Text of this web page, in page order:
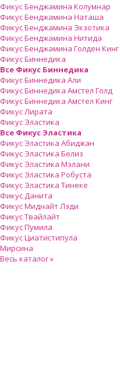
Фикус Бенджамина Колумнар
Фикус Бенджамина Наташа
Фикус Бенджамина Экзотика
Фикус Бенджамина Нитида
Фикус Бенджамина Голден Кинг
Фикус Биннедика
Все Фикус Биннедика
Фикус Биннедика Али
Фикус Биннедика Амстел Голд
Фикус Биннедика Амстел Кинг
Фикус Лирата
Фикус Эластика
Все Фикус Эластика
Фикус Эластика Абиджан
Фикус Эластика Белиз
Фикус Эластика Мэлани
Фикус Эластика Робуста
Фикус Эластика Тинеке
Фикус Данита
Фикус Миднайт Лэди
Фикус Твайлайт
Фикус Пумила
Фикус Циатистипула
Мирсина
Весь каталог »